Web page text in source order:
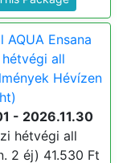
Ensana
all
Hévízen
- 2026.11.30
hétvégi all
2 éj) 41.530 Ft